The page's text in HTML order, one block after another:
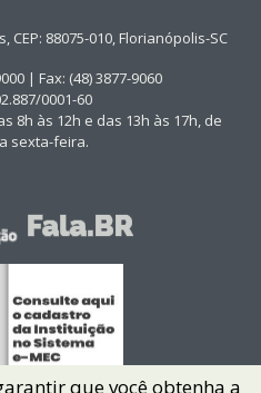
CEP: 88075-010, Florianópolis-SC
| Fax: (48) 3877-9060
0001-60
8h às 12h e das 13h às 17h, de
sexta-feira.
que você obtenha a